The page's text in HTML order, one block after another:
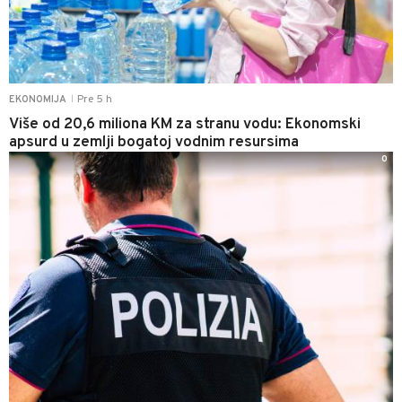
EKONOMIJA Pre 5 h
Više od 20,6 miliona KM za stranu vodu: Ekonomski
apsurd u zemlji bogatoj vodnim resursima
0